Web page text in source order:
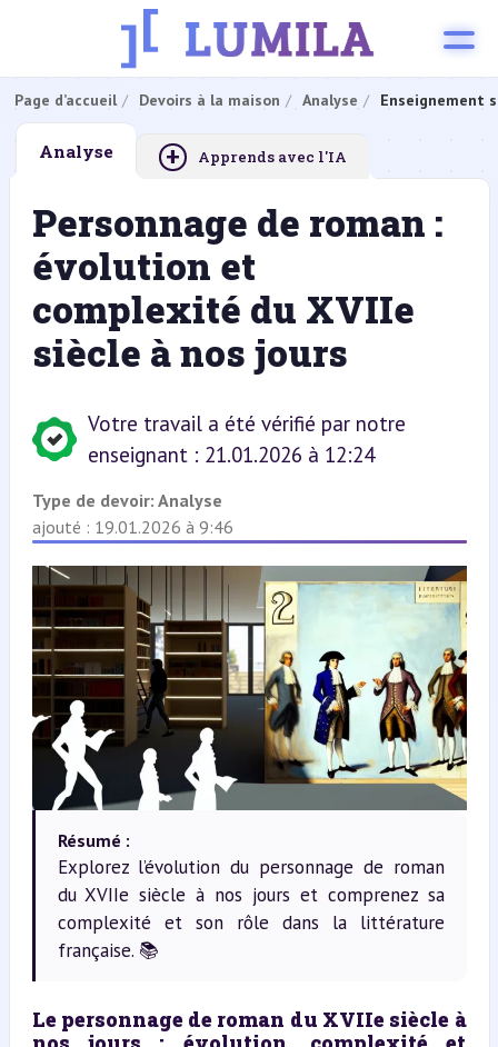
Page d’accueil Devoirs à la maison Analyse Enseignement
Analyse + Apprends avec l'IA
Personnage de roman :
évolution et
complexité du XVIIe
siècle à nos jours
Votre travail a été vérifié par notre
enseignant : 21.01.2026 à 12:24
Type de devoir: Analyse
ajouté : 19.01.2026 à 9:46
Résumé :
Explorez l’évolution du personnage de roman
du XVIIe siècle à nos jours et comprenez sa
complexité et son rôle dans la littérature
française. 📚
Le personnage de roman du XVIIe siècle à